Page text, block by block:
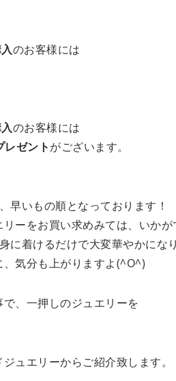
のお客様には
のお客様には
ゼントがございます。
早いもの順となっております！
ーをお買い求めみては、いかが
に着けるだけで大変華やかになり
気分も上がりますよ(^O^)
、一押しのジュエリーを
ュエリーからご紹介致します。